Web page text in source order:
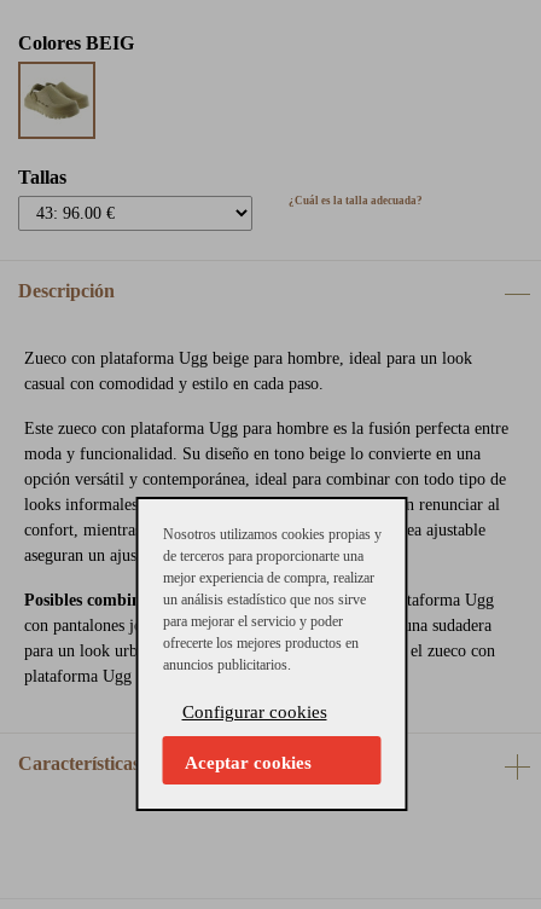
Colores BEIG
Tallas
¿Cuál es la talla adecuada?
Descripción
Zueco con plataforma Ugg beige para hombre, ideal para un look
casual con comodidad y estilo en cada paso.
Este zueco con plataforma Ugg para hombre es la fusión perfecta entre
moda y funcionalidad. Su diseño en tono beige lo convierte en una
opción versátil y contemporánea, ideal para combinar con todo tipo de
looks informales. La suela de plataforma añade altura sin renunciar al
confort, mientras que el tejido técnico superior y la correa ajustable
aseguran un ajuste ergonómico y ventilado.
Posibles combinaciones:Combina estos zuecos con plataforma Ugg
con pantalones jogger, bermudas o incluso jeans slim y una sudadera
para un look urbano y desenfadado. ¡Eleva tu estilo con el zueco con
plataforma Ugg más cómodo de la temporada!
Características
Nosotros utilizamos cookies propias y
de terceros para proporcionarte una
mejor experiencia de compra, realizar
un análisis estadístico que nos sirve
para mejorar el servicio y poder
ofrecerte los mejores productos en
anuncios publicitarios.
Configurar cookies
Aceptar cookies